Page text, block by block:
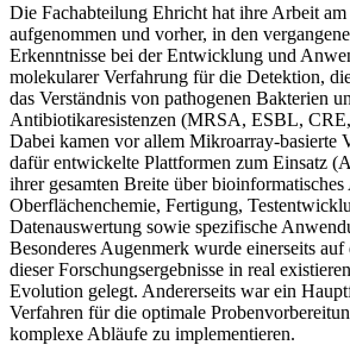
Die Fachabteilung Ehricht hat ihre Arbeit
aufgenommen und vorher, in den
Erkenntnisse bei der Entwicklung und
molekularer Verfahrung für die Detektion,
das Verständnis von pathogenen Bakterien
Antibiotikaresistenzen (MRSA, ESBL,
Dabei kamen vor allem Mikroarray-basierte
dafür entwickelte Plattformen zum Einsatz
ihrer gesamten Breite über bioinformatisches
Oberflächenchemie, Fertigung,
Datenauswertung sowie spezifische
Besonderes Augenmerk wurde einerseits
dieser Forschungsergebnisse in real
Evolution gelegt. Andererseits war ein
Verfahren für die optimale
komplexe Abläufe zu implementieren.